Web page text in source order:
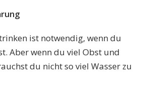
ist notwendig, wenn du
Aber wenn du viel Obst und
du nicht so viel Wasser zu